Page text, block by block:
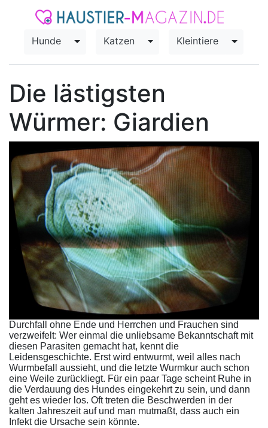
Hunde Toggle Dropdown
Katzen Toggle Dropdown
Kleintiere Toggle
Die lästigsten
Würmer: Giardien
Durchfall ohne Ende und Herrchen und Frauchen sind
verzweifelt: Wer einmal die unliebsame Bekanntschaft mit
diesen Parasiten gemacht hat, kennt die
Leidensgeschichte. Erst wird entwurmt, weil alles nach
Wurmbefall aussieht, und die letzte Wurmkur auch schon
eine Weile zurückliegt. Für ein paar Tage scheint Ruhe in
die Verdauung des Hundes eingekehrt zu sein, und dann
geht es wieder los. Oft treten die Beschwerden in der
kalten Jahreszeit auf und man mutmaßt, dass auch ein
Infekt die Ursache sein könnte.